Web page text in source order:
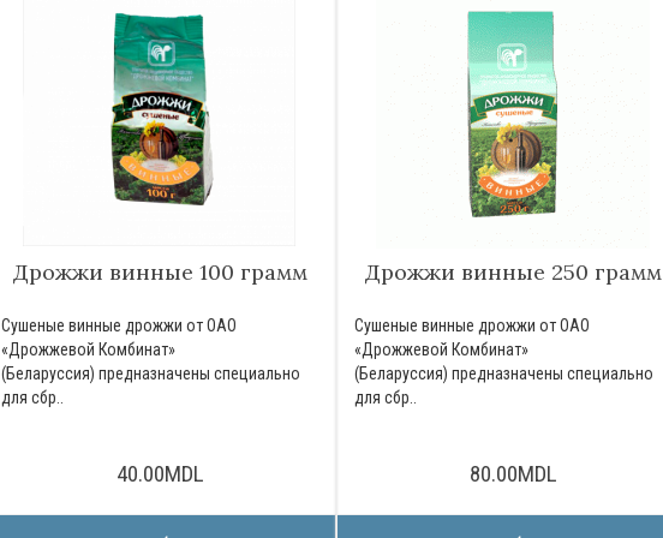
Дрожжи винные 100 грамм
Сушеные винные дрожжи от ОАО
«Дрожжевой Комбинат»
(Беларуссия) предназначены специально
для сбр..
40.00MDL
Дрожжи винные 250 грамм
Сушеные винные дрожжи от ОАО
«Дрожжевой Комбинат»
(Беларуссия) предназначены специально
для сбр..
80.00MDL